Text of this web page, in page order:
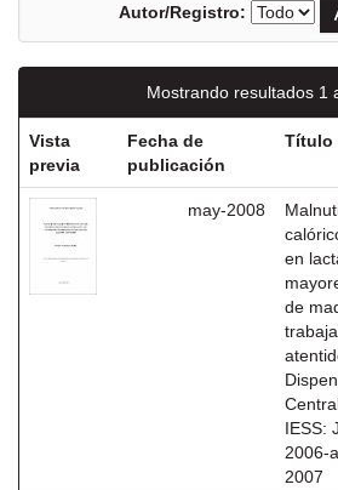
Autor/Registro:
Mostrando resultados 1
Vista
previa
Fecha de
publicación
Título
may-2008
en
de
IESS:
2006-
2007